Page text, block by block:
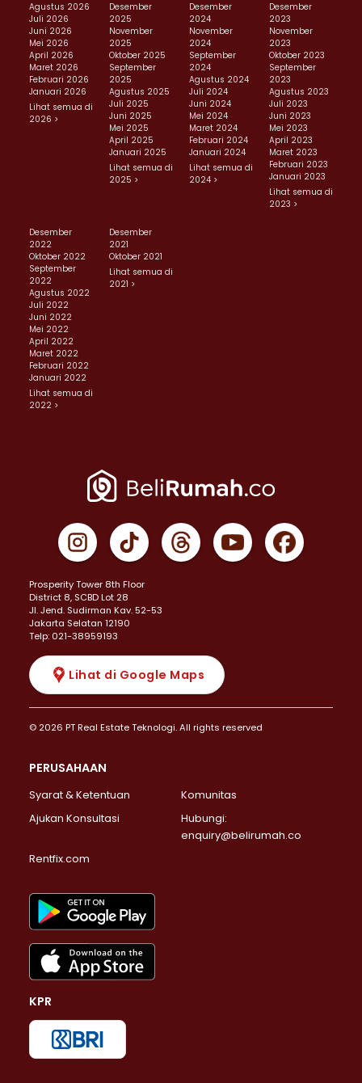
Agustus 2026
Juli 2026
Juni 2026
Mei 2026
April 2026
Maret 2026
Februari 2026
Januari 2026
Lihat semua di
2026 >
Desember
2025
November
2025
Oktober 2025
September
2025
Agustus 2025
Juli 2025
Juni 2025
Mei 2025
April 2025
Januari 2025
Lihat semua di
2025 >
Desember
2024
November
2024
September
2024
Agustus 2024
Juli 2024
Juni 2024
Mei 2024
Maret 2024
Februari 2024
Januari 2024
Lihat semua di
2024 >
Desember
2023
November
2023
Oktober 2023
September
2023
Agustus 2023
Juli 2023
Juni 2023
Mei 2023
April 2023
Maret 2023
Februari 2023
Januari 2023
Lihat semua di
2023 >
Desember
2022
Oktober 2022
September
2022
Agustus 2022
Juli 2022
Juni 2022
Mei 2022
April 2022
Maret 2022
Februari 2022
Januari 2022
Lihat semua di
2022 >
Desember
2021
Oktober 2021
Lihat semua di
2021 >
Prosperity Tower 8th Floor
District 8, SCBD Lot 28
JI. Jend. Sudirman Kav. 52-53
Jakarta Selatan 12190
Telp: 021-38959193
Lihat di Google Maps
© 2026 PT Real Estate Teknologi. All rights reserved
PERUSAHAAN
Syarat & Ketentuan
Komunitas
Ajukan Konsultasi
Hubungi:
enquiry@belirumah.co
Rentfix.com
KPR